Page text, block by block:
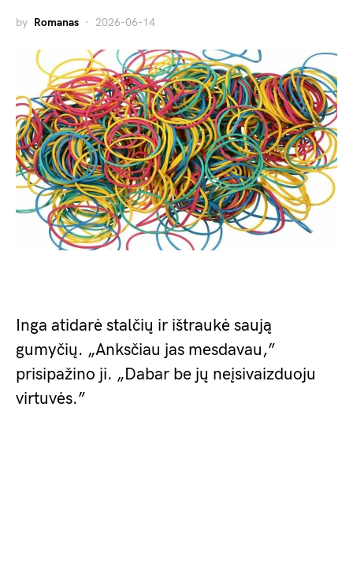
by Romanas 2026-06-14
Inga atidarė stalčių ir ištraukė saują
gumyčių. „Anksčiau jas mesdavau,”
prisipažino ji. „Dabar be jų neįsivaizduoju
virtuvės.”